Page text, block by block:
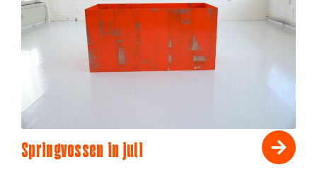
Springvossen in juli